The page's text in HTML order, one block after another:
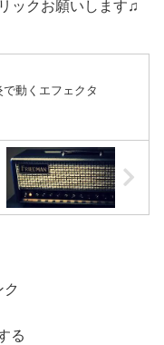
ックお願いします♫
動くエフェクタ
る